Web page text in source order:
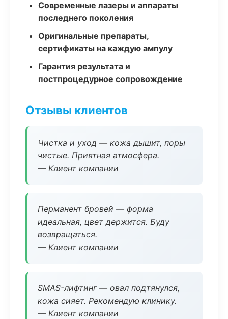
Современные лазеры и аппараты
последнего поколения
Оригинальные препараты,
сертификаты на каждую ампулу
Гарантия результата и
постпроцедурное сопровождение
Отзывы клиентов
Чистка и уход — кожа дышит, поры
чистые. Приятная атмосфера.
— Клиент компании
Перманент бровей — форма
идеальная, цвет держится. Буду
возвращаться.
— Клиент компании
SMAS-лифтинг — овал подтянулся,
кожа сияет. Рекомендую клинику.
— Клиент компании